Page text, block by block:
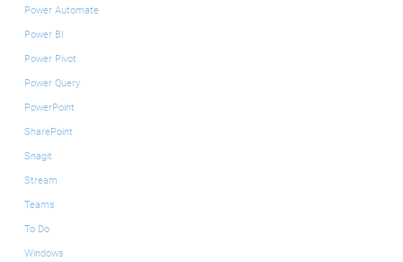
Power Automate
Power BI
Power Pivot
Power Query
PowerPoint
SharePoint
Snagit
Stream
Teams
To Do
Windows